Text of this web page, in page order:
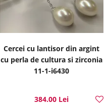
Cercei cu lantisor din argint
cu perla de cultura si zirconia
11-1-i6430
384.00 Lei